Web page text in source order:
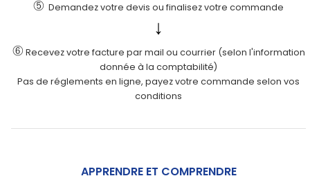
⑤ Demandez votre devis ou finalisez votre commande
↓
⑥ Recevez votre facture par mail ou courrier (selon l'information
donnée à la comptabilité)
Pas de réglements en ligne, payez votre commande selon vos
conditions
APPRENDRE ET COMPRENDRE